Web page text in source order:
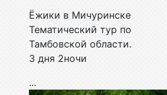
Ёжики в Мичуринске
Тематический тур по
Тамбовской области.
3 дня 2ночи
...